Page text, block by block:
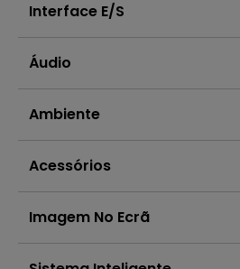
Interface E/S
Áudio
Ambiente
Acessórios
Imagem No Ecrã